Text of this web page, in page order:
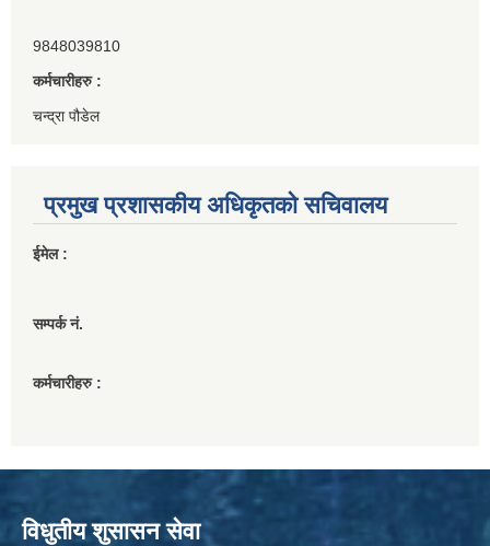
9848039810
कर्मचारीहरु :
चन्द्रा पौडेल
प्रमुख प्रशासकीय अधिकृतको सचिवालय
ईमेल :
सम्पर्क नं.
कर्मचारीहरु :
विधुतीय शुसासन सेवा